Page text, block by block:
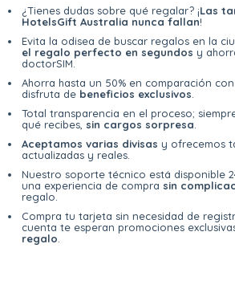
¿Tienes dudas sobre qué regalar? ¡Las
HotelsGift Australia nunca fallan!
Evita la odisea de buscar regalos en la
el regalo perfecto en segundos y
doctorSIM.
Ahorra hasta un 50% en comparación
disfruta de beneficios exclusivos
Total transparencia en el proceso;
qué recibes, sin cargos sorpresa
Aceptamos varias divisas y ofrecemos
actualizadas y reales.
Nuestro soporte técnico está disponible
una experiencia de compra sin
regalo.
Compra tu tarjeta sin necesidad de
cuenta te esperan promociones
regalo